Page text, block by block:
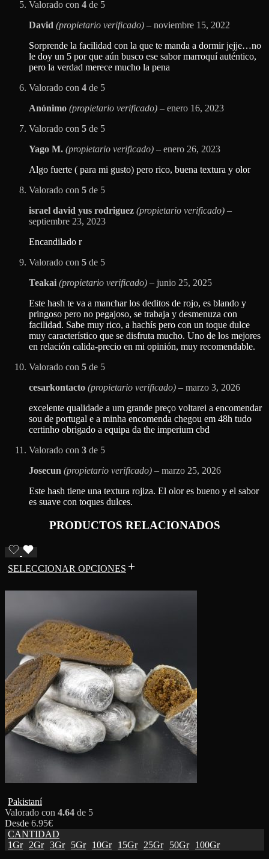
Valorado con 4 de 5
David (propietario verificado) – noviembre 15, 2022
Sorprende la facilidad con la que te manda a dormir jejje…no
le doy un 5 por que aún busco ese sabor marroquí auténtico,
pero la verdad merece mucho la pena
Valorado con 4 de 5
Anónimo (propietario verificado) – enero 16, 2023
Valorado con 5 de 5
Yago M. (propietario verificado) – enero 26, 2023
Algo fuerte ( para mi gusto) pero rico, buena textura y olor
Valorado con 5 de 5
israel david yus rodriguez (propietario verificado) –
septiembre 23, 2023
Encandilado r
Valorado con 5 de 5
Teakai (propietario verificado) – junio 25, 2025
Este hash te va a manchar los deditos de rojo, es blando y
pringoso pero no pegajoso, se trabaja y desmenuza con
facilidad. Sabe muy rico, a hachís pero con un toque dulce
muy característico que se disfruta mucho. Uno de los mejores
en relación calida-precio en mi opinión, muy recomendable.
Valorado con 5 de 5
cesarkontacto (propietario verificado) – marzo 3, 2026
excelente qualidade a um grande preço voltarei a encomendar
sou de portugal e a minha encomenda chegou em 48h tudo
certinho obrigado a equipa da the imperium cbd
Valorado con 3 de 5
Josecun (propietario verificado) – marzo 25, 2026
Este hash tiene una textura rojiza. El olor es bueno y el sabor
es suave con toques dulces.
PRODUCTOS RELACIONADOS
SELECCIONAR OPCIONES
Pakistaní
Valorado con 4.64 de 5
Desde 6.95€
CANTIDAD
1Gr
2Gr 3Gr 5Gr 10Gr 15Gr 25Gr 50Gr
100Gr